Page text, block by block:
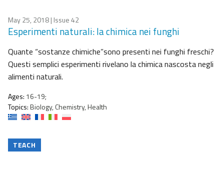
May 25, 2018| Issue 42
Esperimenti naturali: la chimica nei funghi
Quante “sostanze chimiche”sono presenti nei funghi freschi?
Questi semplici esperimenti rivelano la chimica nascosta negli
alimenti naturali.
Ages: 16-19;
Topics:Biology, Chemistry, Health
TEACH